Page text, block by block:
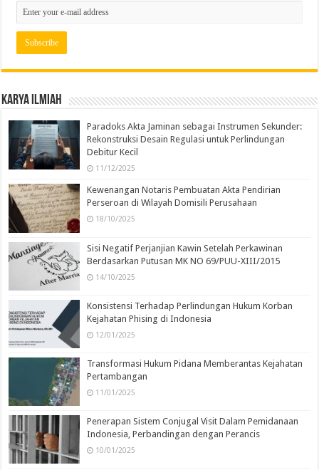
Karya Ilmiah
Paradoks Akta Jaminan sebagai Instrumen Sekunder:
Rekonstruksi Desain Regulasi untuk Perlindungan
Debitur Kecil
11/12/2025
Kewenangan Notaris Pembuatan Akta Pendirian
Perseroan di Wilayah Domisili Perusahaan
18/10/2025
Sisi Negatif Perjanjian Kawin Setelah Perkawinan
Berdasarkan Putusan MK NO 69/PUU-XIII/2015
14/10/2025
Konsistensi Terhadap Perlindungan Hukum Korban
Kejahatan Phising di Indonesia
12/01/2025
Transformasi Hukum Pidana Memberantas Kejahatan
Pertambangan
11/01/2025
Penerapan Sistem Conjugal Visit Dalam Pemidanaan
Indonesia, Perbandingan dengan Perancis
10/01/2025